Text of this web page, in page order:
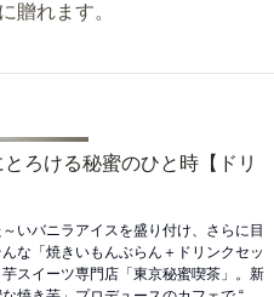
贈れます。
ろける秘蜜のひと時【ドリ
いバニラアイスを盛り付け、さらに目
な「焼きいもんぶらん＋ドリンクセッ
スイーツ専門店「東京秘蜜喫茶」。新